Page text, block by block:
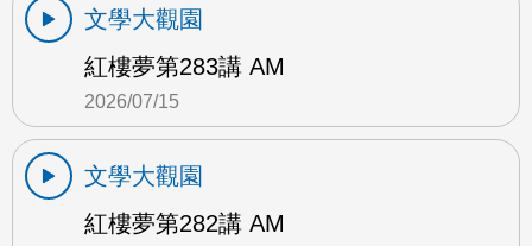
文學大觀園
紅樓夢第283講 AM
2026/07/15
文學大觀園
紅樓夢第282講 AM